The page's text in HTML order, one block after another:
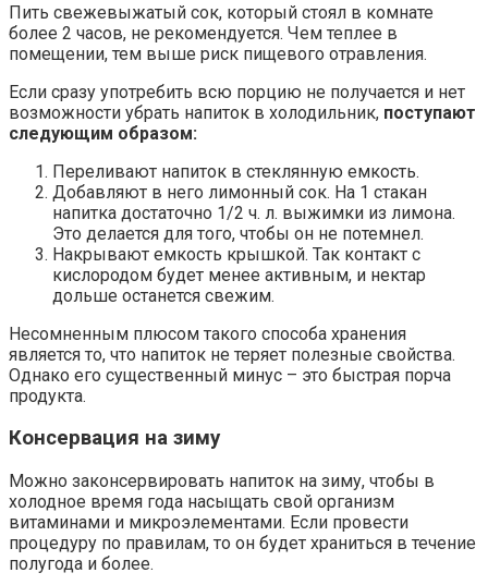
Пить свежевыжатый сок, который стоял в комнате
более 2 часов, не рекомендуется. Чем теплее в
помещении, тем выше риск пищевого отравления.
Если сразу употребить всю порцию не получается и нет
возможности убрать напиток в холодильник, поступают
следующим образом:
Переливают напиток в стеклянную емкость.
Добавляют в него лимонный сок. На 1 стакан
напитка достаточно 1/2 ч. л. выжимки из лимона.
Это делается для того, чтобы он не потемнел.
Накрывают емкость крышкой. Так контакт с
кислородом будет менее активным, и нектар
дольше останется свежим.
Несомненным плюсом такого способа хранения
является то, что напиток не теряет полезные свойства.
Однако его существенный минус – это быстрая порча
продукта.
Консервация на зиму
Можно законсервировать напиток на зиму, чтобы в
холодное время года насыщать свой организм
витаминами и микроэлементами. Если провести
процедуру по правилам, то он будет храниться в течение
полугода и более.